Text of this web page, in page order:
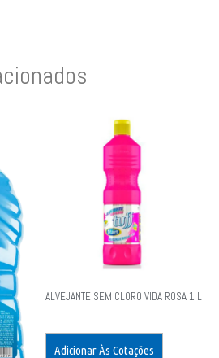
ALVEJANTE SEM CLORO VIDA ROSA 1 L
Adicionar Às Cotações